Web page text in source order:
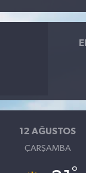
12 AĞUSTOS
ÇARŞAMBA